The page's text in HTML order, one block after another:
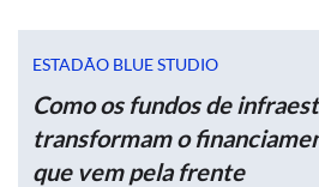
ESTADÃO BLUE STUDIO
Como os fundos de
transformam o
que vem pela frente